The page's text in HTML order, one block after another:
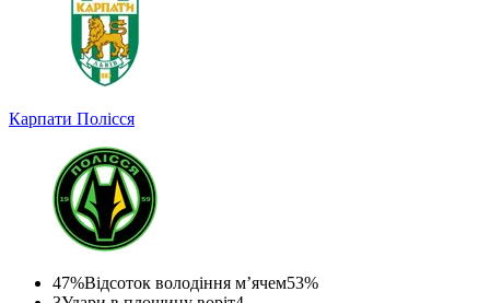
Карпати Полісся
47%Відсоток володіння м’ячем53%